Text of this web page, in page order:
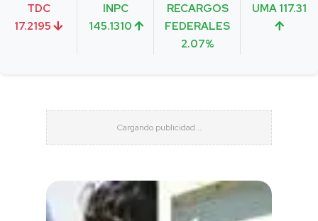
TDC
17.2195
INPC
145.1310
RECARGOS
FEDERALES
2.07%
UMA 117.31